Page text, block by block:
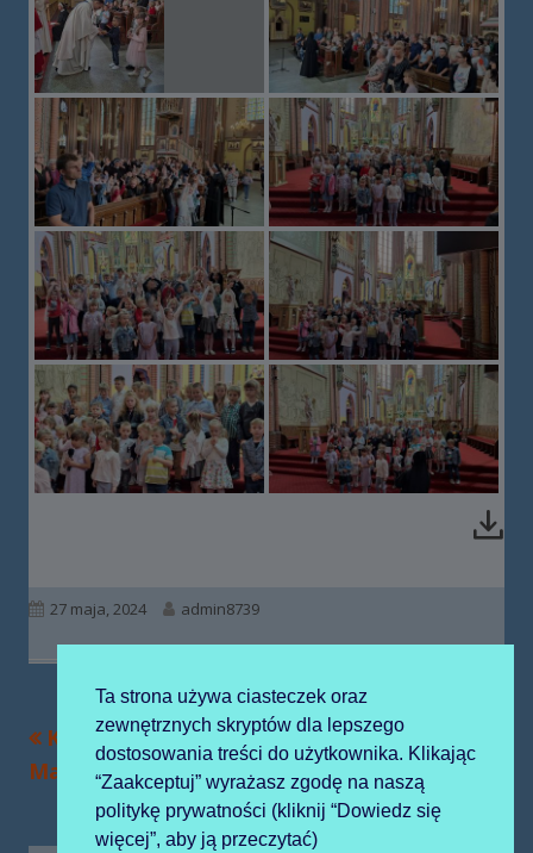
Opublikowano
27 maja, 2024 Autor
admin8739
Nawigacja
wpisu
Poprzedni
artykół
Konkurs piosenki
Maryjnej
Następny
artykół:
Piknik Rodzinny
Ta strona używa ciasteczek oraz
zewnętrznych skryptów dla lepszego
dostosowania treści do użytkownika. Klikając
“Zaakceptuj” wyrażasz zgodę na naszą
politykę prywatności (kliknij “Dowiedz się
więcej”, aby ją przeczytać)